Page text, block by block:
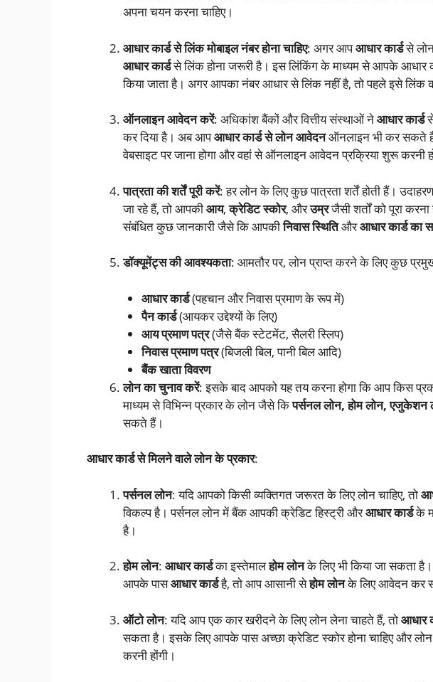
अपना चयन करना चाहिए।
आधार कार्ड से लिंक मोबाइल नंबर होना चाहिए: अगर आपआधार कार्डसे
आधार कार्डसे लिंक होना जरूरी है। इस लिंकिंग के माध्यम से आपके आधार
किया जाता है। अगर आपका नंबर आधार से लिंक नहीं है, तो पहले इसे लिंक
ऑनलाइन आवेदन करें: अधिकांश बैंकों और वित्तीय संस्थाओं नेआधार कार्ड
कर दिया है। अब आपआधार कार्ड से लोन आवेदनऑनलाइन भी कर सकते
वेबसाइट पर जाना होगा और वहां से ऑनलाइन आवेदन प्रक्रिया शुरू करनी
पात्रता की शर्तें पूरी करें: हर लोन के लिए कुछ पात्रता शर्तें होती हैं।
जा रहे हैं, तो आपकीआय,क्रेडिट स्कोर, औरउम्रजैसी शर्तों को पूरा
संबंधित कुछ जानकारी जैसे कि आपकीनिवास स्थितिऔरआधार कार्ड का
डॉक्यूमेंट्स की आवश्यकता: आमतौर पर, लोन प्राप्त करने के लिए कुछ
आधार कार्ड(पहचान और निवास प्रमाण के रूप में)
पैन कार्ड(आयकर उद्देश्यों के लिए)
आय प्रमाण पत्र(जैसे बैंक स्टेटमेंट, सैलरी स्लिप)
निवास प्रमाण पत्र(बिजली बिल, पानी बिल आदि)
बैंक खाता विवरण
लोन का चुनाव करें: इसके बाद आपको यह तय करना होगा कि आप किस
माध्यम से विभिन्न प्रकार के लोन जैसे किपर्सनल लोन, होम लोन, एजुकेशन
सकते हैं।
आधार कार्ड से मिलने वाले लोन के प्रकार:
पर्सनल लोन: यदि आपको किसी व्यक्तिगत जरूरत के लिए लोन चाहिए, तो
विकल्प है। पर्सनल लोन में बैंक आपकी क्रेडिट हिस्ट्री औरआधार कार्डके
है।
होम लोन: आधार कार्डका इस्तेमालहोम लोनके लिए भी किया जा सकता है।
आपके पासआधार कार्डहै, तो आप आसानी सेहोम लोनके लिए आवेदन कर
ऑटो लोन: यदि आप एक कार खरीदने के लिए लोन लेना चाहते हैं, तोआधार
सकता है। इसके लिए आपके पास अच्छा क्रेडिट स्कोर होना चाहिए और
करनी होंगी।